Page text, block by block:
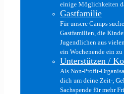
einige Möglichkeiten
Gastfamilie
Für unsere Camps
Gastfamilien, die
Jugendlichen aus
ein Wochenende ein zu
Unterstützen /
Als Non-Profit-
dich um deine Zeit-,
Sachspende für mehr